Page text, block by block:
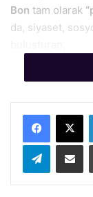
Bon tam olarak
da, siyaset,
Facebook
X
TelegramE-